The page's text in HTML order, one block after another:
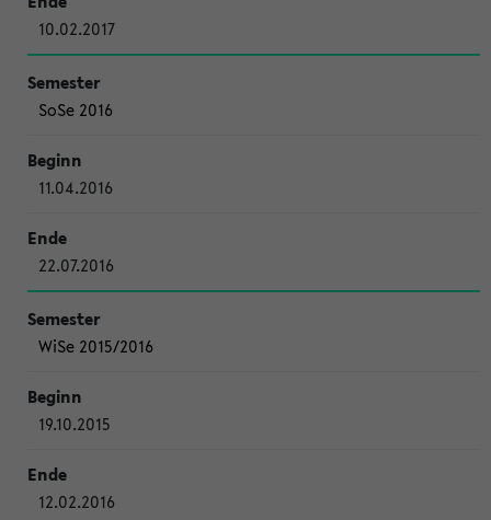
10.02.2017
SoSe 2016
11.04.2016
22.07.2016
WiSe 2015/2016
19.10.2015
12.02.2016